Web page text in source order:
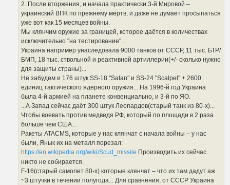
2. После вторжения, и начала практически 3-й Мировой –
украинский ВПК по прежнему мёртв, и даже не думает просыпаться
уже вот как 15 месяцев войны.
Мы клянчим оружие за границей, которое даётся в количествах
исключительно "на тестирование"...
Украина например унаследовала 9000 танков от СССР, 11 тыс. БТР/
БМП, 18 тыс. ствольной и реактивной артиллерии(+/- сколько нужно
для защиты страны)...
Не забудем и 176 штук SS-18 "Satan" и SS-24 "Scalpel" + 2600
единиц тактического ядерного оружия... На 1996-й год Украина
была 4-й армией на планете конвенциально, и 3-й по ЯО.
...А Запад сейчас даёт 300 штук Леопардов(старый танк из 80-х)...
Чтобы воевать против медведя РФ, который по площади в 2 раза
больше чем США...
Ракеты ATACMS, которые у нас клянчат с начала войны – у нас
были, Янык их на металл порезал:
https://en.wikipedia.org/wiki/Scud_missile Производить их сейчас
никто не собирается.
F-16(старый самолет 80-х) которые клянчат – что их там дадут аж
~3 штучки в течении полугода... Для сравнения, от СССР Украина